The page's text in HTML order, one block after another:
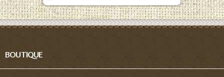
BOUTIQUE 